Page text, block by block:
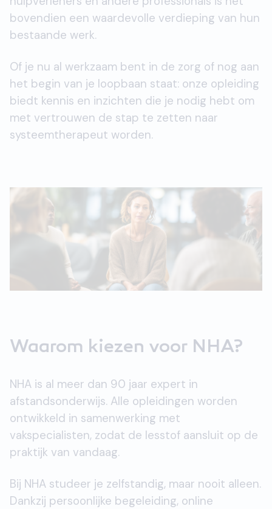
bovendien een waardevolle verdieping van hun
bestaande werk.
Of je nu al werkzaam bent in de zorg of nog aan
het begin van je loopbaan staat: onze opleiding
biedt kennis en inzichten die je nodig hebt om
met vertrouwen de stap te zetten naar
systeemtherapeut worden.
Waarom kiezen voor NHA?
NHA is al meer dan 90 jaar expert in
afstandsonderwijs. Alle opleidingen worden
ontwikkeld in samenwerking met
vakspecialisten, zodat de lesstof aansluit op de
praktijk van vandaag.
Bij NHA studeer je zelfstandig, maar nooit alleen.
Dankzij persoonlijke begeleiding, online